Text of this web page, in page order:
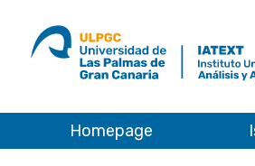
ULPGC
al
inicio
Homepage
Progetti Proyectos en